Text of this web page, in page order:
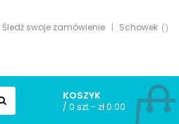
Śledź swoje zamówienie Schowek
KOSZYK
/ 0 szt - zł 0.00